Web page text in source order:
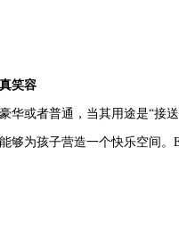
笑容
华或者普通，当其用途是“接
够为孩子营造一个快乐空间